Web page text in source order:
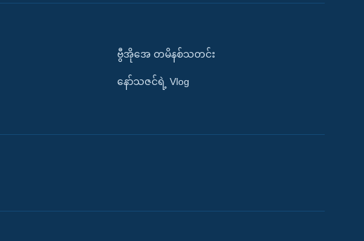
ဗွီအိုအေ တမိနစ်သတင်း
နော်သဇင်ရဲ့ Vlog